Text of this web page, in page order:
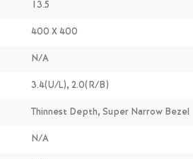
13.5
400 X 400
N/A
3.4(U/L), 2.0(R/B)
Thinnest Depth, Super Narrow Bezel
N/A